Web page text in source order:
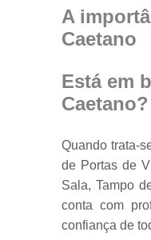
A
Caetano
Está em
Caetano?
Quando trata-
de Portas de
Sala, Tampo
conta com
confiança de